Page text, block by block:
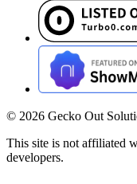
© 2026 Gecko Out
This site is not affiliated
developers.